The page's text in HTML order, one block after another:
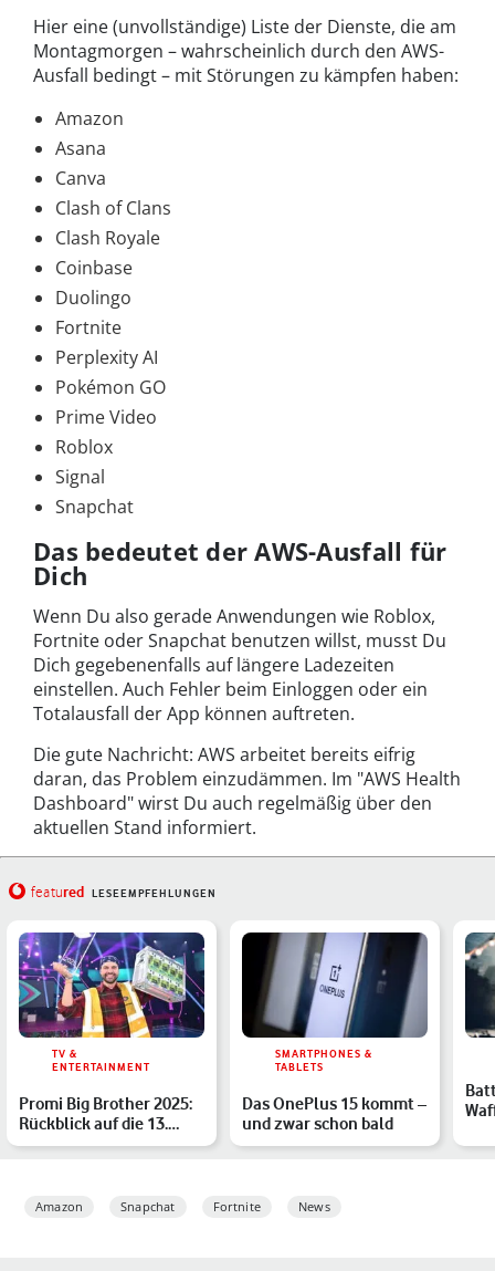
Hier eine (unvollständige) Liste der Dienste, die am
Montagmorgen – wahrscheinlich durch den AWS-
Ausfall bedingt – mit Störungen zu kämpfen haben:
Amazon
Asana
Canva
Clash of Clans
Clash Royale
Coinbase
Duolingo
Fortnite
Perplexity AI
Pokémon GO
Prime Video
Roblox
Signal
Snapchat
Das bedeutet der AWS-Ausfall für
Dich
Wenn Du also gerade Anwendungen wie Roblox,
Fortnite oder Snapchat benutzen willst, musst Du
Dich gegebenenfalls auf längere Ladezeiten
einstellen. Auch Fehler beim Einloggen oder ein
Totalausfall der App können auftreten.
Die gute Nachricht: AWS arbeitet bereits eifrig
daran, das Problem einzudämmen. Im "AWS Health
Dashboard" wirst Du auch regelmäßig über den
aktuellen Stand informiert.
featured LESEEMPFEHLUNGEN
TV &
ENTERTAINMENT
Promi Big Brother 2025:
Rückblick auf die 13.
Staffel – Gewinner,…
SMARTPHONES &
TABLETS
Das OnePlus 15 kommt –
und zwar schon bald
Amazon Snapchat Fortnite News